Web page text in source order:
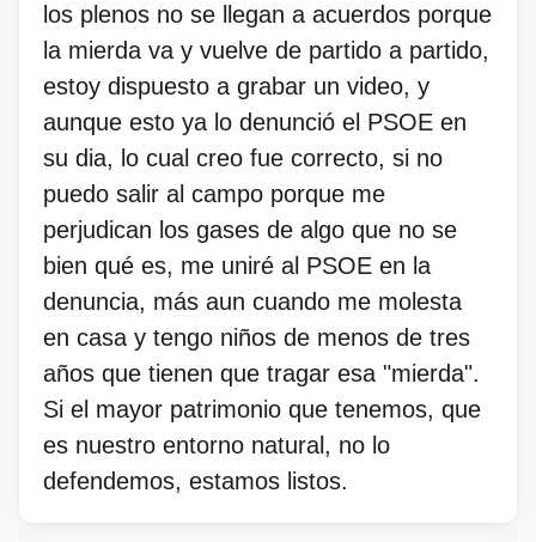
los plenos no se llegan a acuerdos porque
la mierda va y vuelve de partido a partido,
estoy dispuesto a grabar un video, y
aunque esto ya lo denunció el PSOE en
su dia, lo cual creo fue correcto, si no
puedo salir al campo porque me
perjudican los gases de algo que no se
bien qué es, me uniré al PSOE en la
denuncia, más aun cuando me molesta
en casa y tengo niños de menos de tres
años que tienen que tragar esa "mierda".
Si el mayor patrimonio que tenemos, que
es nuestro entorno natural, no lo
defendemos, estamos listos.